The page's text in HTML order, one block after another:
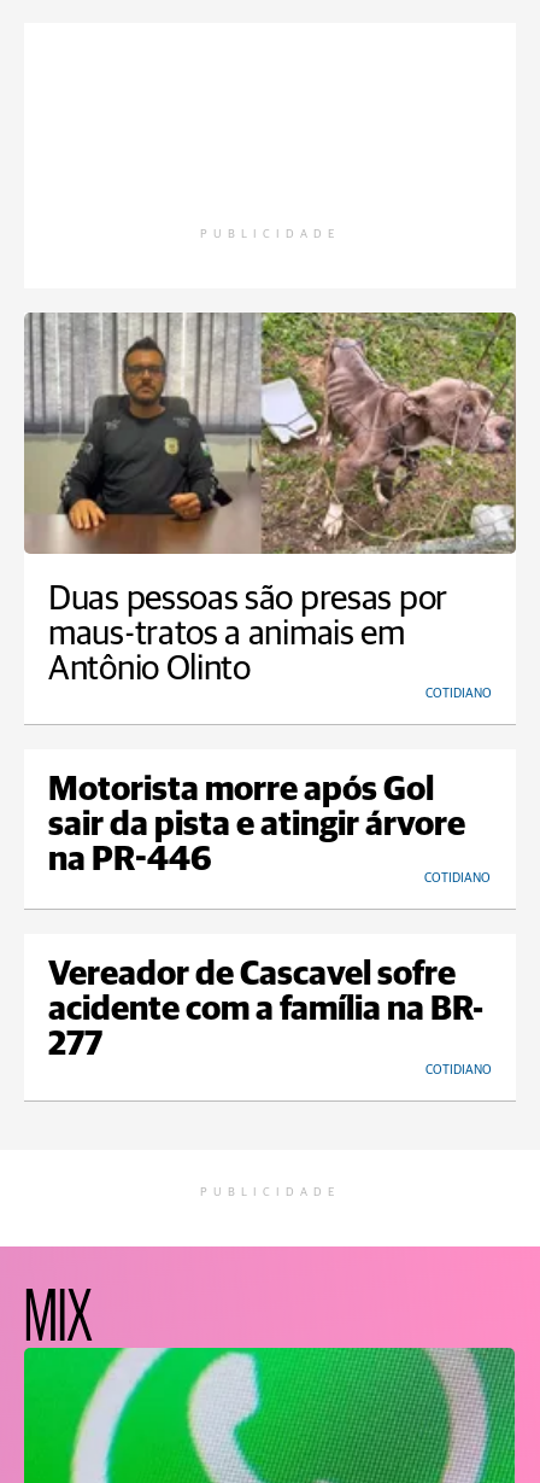
PUBLICIDADE
Duas pessoas são presas por
maus-tratos a animais em
Antônio Olinto
COTIDIANO
Motorista morre após Gol
sair da pista e atingir árvore
na PR-446
COTIDIANO
Vereador de Cascavel sofre
acidente com a família na BR-
277
COTIDIANO
PUBLICIDADE
MIX